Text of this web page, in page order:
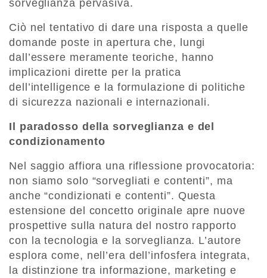
sorveglianza pervasiva.
Ciò nel tentativo di dare una risposta a quelle
domande poste in apertura che, lungi
dall’essere meramente teoriche, hanno
implicazioni dirette per la pratica
dell’intelligence e la formulazione di politiche
di sicurezza nazionali e internazionali.
Il paradosso della sorveglianza e del
condizionamento
Nel saggio affiora una riflessione provocatoria:
non siamo solo “sorvegliati e contenti”, ma
anche “condizionati e contenti”. Questa
estensione del concetto originale apre nuove
prospettive sulla natura del nostro rapporto
con la tecnologia e la sorveglianza. L’autore
esplora come, nell’era dell’infosfera integrata,
la distinzione tra informazione, marketing e